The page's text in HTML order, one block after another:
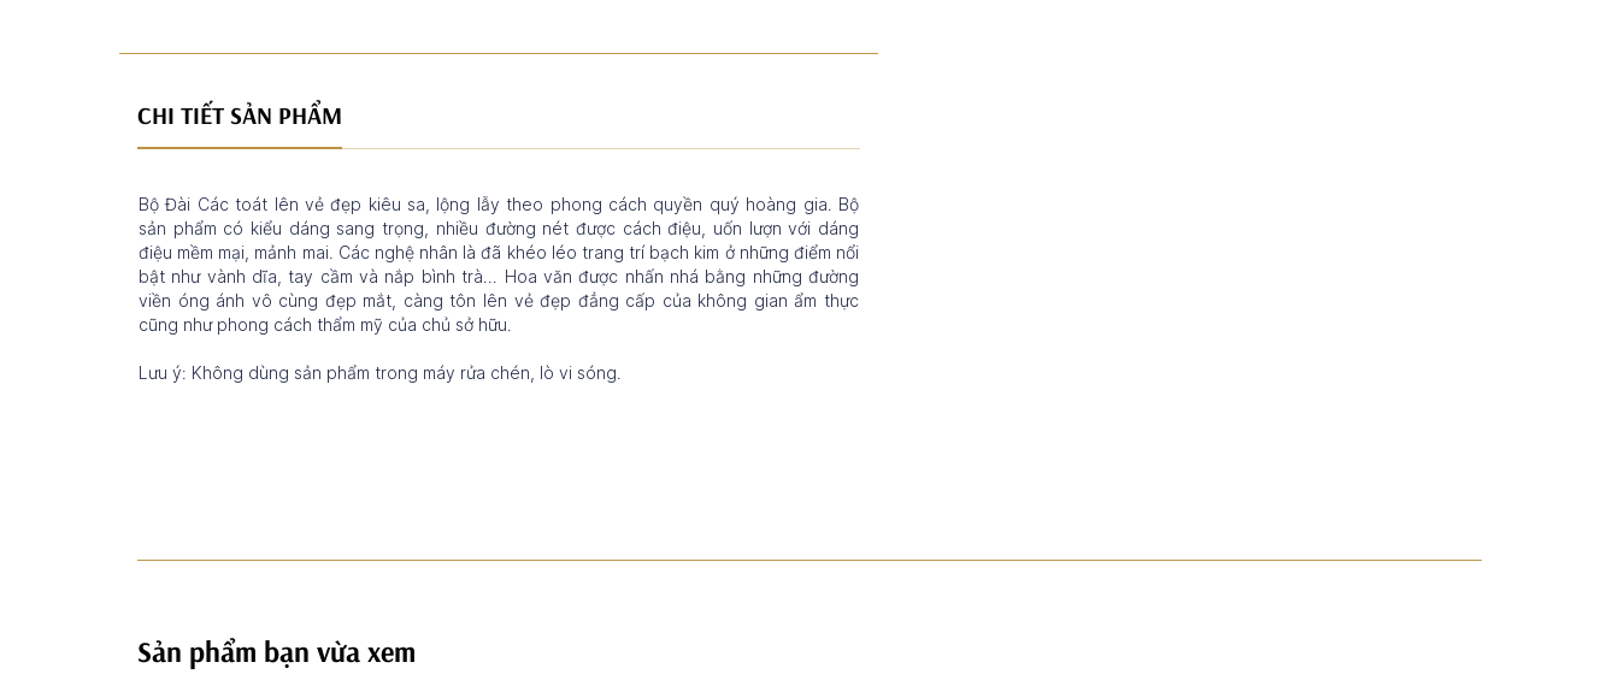
CHI TIẾT SẢN PHẨM
Bộ Đài Các toát lên vẻ đẹp kiêu sa, lộng lẫy theo phong cách quyền quý hoàng gia. Bộ
sản phẩm có kiểu dáng sang trọng, nhiều đường nét được cách điệu, uốn lượn với dáng
điệu mềm mại, mảnh mai. Các nghệ nhân là đã khéo léo trang trí bạch kim ở những điểm nổi
bật như vành dĩa, tay cầm và nắp bình trà... Hoa văn được nhấn nhá bằng những đường
viền óng ánh vô cùng đẹp mắt, càng tôn lên vẻ đẹp đẳng cấp của không gian ẩm thực
cũng như phong cách thẩm mỹ của chủ sở hữu.
Lưu ý: Không dùng sản phẩm trong máy rửa chén, lò vi sóng.
Sản phẩm bạn vừa xem